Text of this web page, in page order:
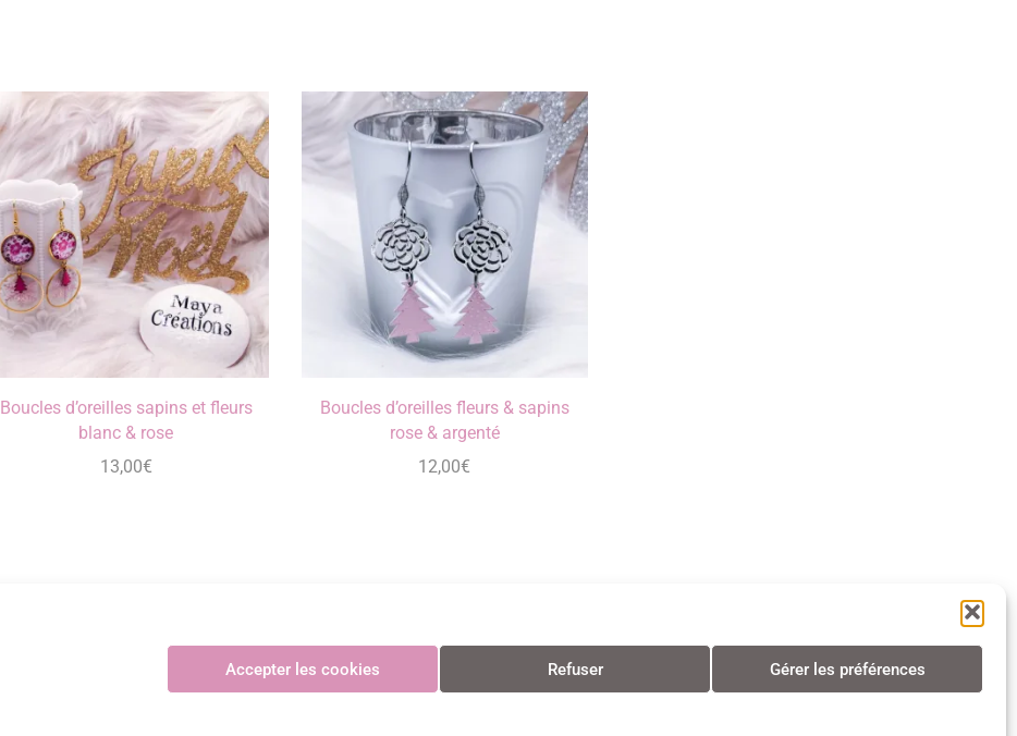
Accepter les cookies Refuser Gérer les préférences
Boucles d’oreilles sapins et fleurs
blanc & rose
13,00€
Boucles d’oreilles fleurs & sapins
rose & argenté
12,00€
Maya Créations
Politique des cookies